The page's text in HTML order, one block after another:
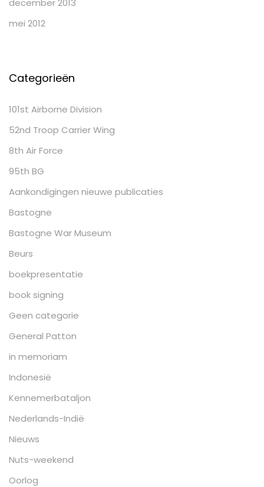
december 2013
mei 2012
Categorieën
101st Airborne Division
52nd Troop Carrier Wing
8th Air Force
95th BG
Aankondigingen nieuwe publicaties
Bastogne
Bastogne War Museum
Beurs
boekpresentatie
book signing
Geen categorie
General Patton
in memoriam
Indonesië
Kennemerbataljon
Nederlands-Indië
Nieuws
Nuts-weekend
Oorlog